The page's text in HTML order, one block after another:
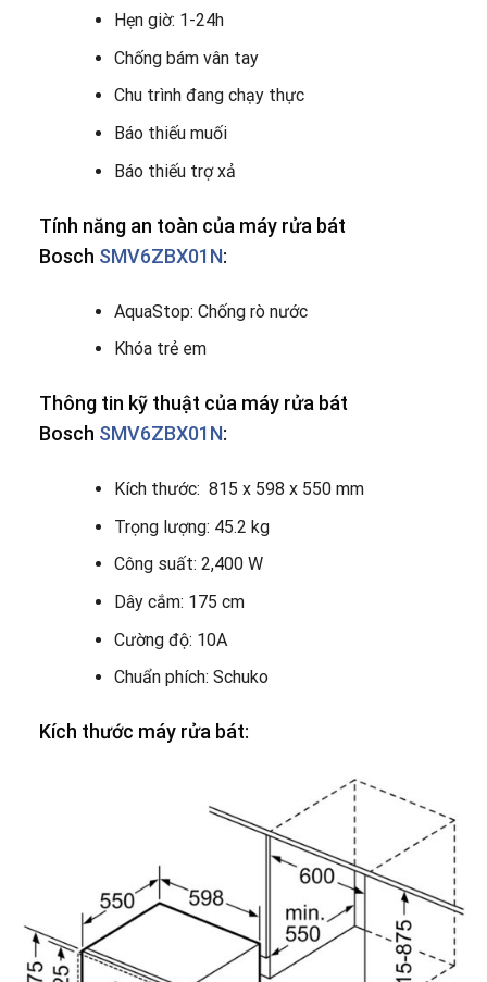
Hẹn giờ: 1-24h
Chống bám vân tay
Chu trình đang chạy thực
Báo thiếu muối
Báo thiếu trợ xả
Tính năng an toàn của máy rửa bát
Bosch SMV6ZBX01N:
AquaStop: Chống rò nước
Khóa trẻ em
Thông tin kỹ thuật của máy rửa bát
Bosch SMV6ZBX01N:
Kích thước: 815 x 598 x 550 mm
Trọng lượng: 45.2 kg
Công suất: 2,400 W
Dây cắm: 175 cm
Cường độ: 10A
Chuẩn phích: Schuko
Kích thước máy rửa bát: